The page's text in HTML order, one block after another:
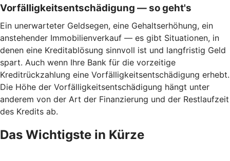
Vorfälligkeitsentschädigung — so geht's
Ein unerwarteter Geldsegen, eine Gehaltserhöhung, ein
anstehender Immobilienverkauf — es gibt Situationen, in
denen eine Kreditablösung sinnvoll ist und langfristig Geld
spart. Auch wenn Ihre Bank für die vorzeitige
Kreditrückzahlung eine Vorfälligkeitsentschädigung erhebt.
Die Höhe der Vorfälligkeitsentschädigung hängt unter
anderem von der Art der Finanzierung und der Restlaufzeit
des Kredits ab.
Das Wichtigste in Kürze